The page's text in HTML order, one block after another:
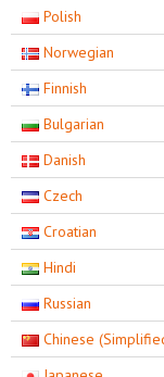
Polish
Norwegian
Finnish
Bulgarian
Danish
Czech
Croatian
Hindi
Russian
Chinese